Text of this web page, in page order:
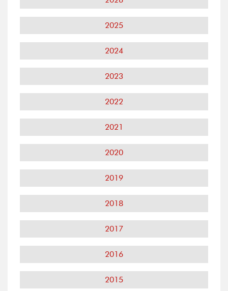
2025
2024
2023
2022
2021
2020
2019
2018
2017
2016
2015